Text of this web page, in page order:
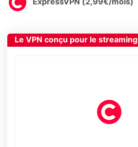
ExpressVPN (2,99€/mois)
Le VPN conçu pour le streaming